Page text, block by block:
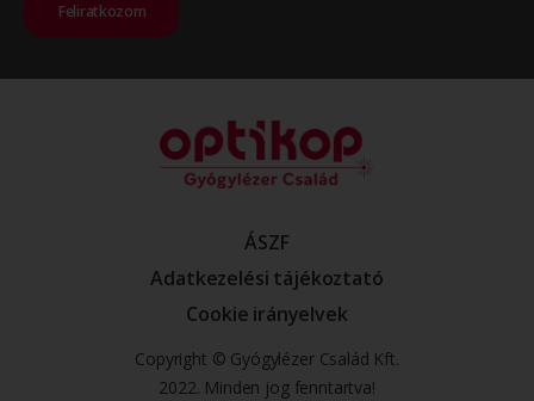
Feliratkozom
ÁSZF
Adatkezelési tájékoztató
Cookie irányelvek
Copyright © Gyógylézer Család Kft.
2022. Minden jog fenntartva!